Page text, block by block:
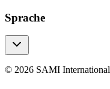
Sprache
© 2026 SAMI